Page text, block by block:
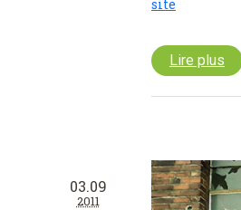
site
Lire plus
03.09
2011